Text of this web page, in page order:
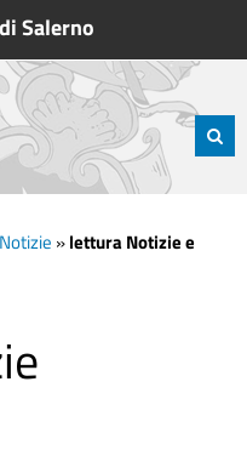
Salerno
»lettura Notizie e